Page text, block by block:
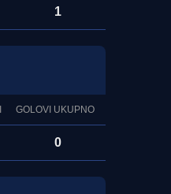
1
GOLOVI UKUPNO
0